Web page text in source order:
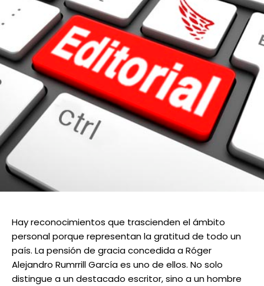
Hay reconocimientos que trascienden el ámbito
personal porque representan la gratitud de todo un
país. La pensión de gracia concedida a Róger
Alejandro Rumrrill García es uno de ellos. No solo
distingue a un destacado escritor, sino a un hombre